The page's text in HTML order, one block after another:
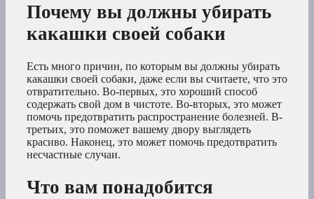
Почему вы должны убирать
какашки своей собаки
Есть много причин, по которым вы должны убирать
какашки своей собаки, даже если вы считаете, что это
отвратительно. Во-первых, это хороший способ
содержать свой дом в чистоте. Во-вторых, это может
помочь предотвратить распространение болезней. В-
третьих, это поможет вашему двору выглядеть
красиво. Наконец, это может помочь предотвратить
несчастные случаи.
Что вам понадобится